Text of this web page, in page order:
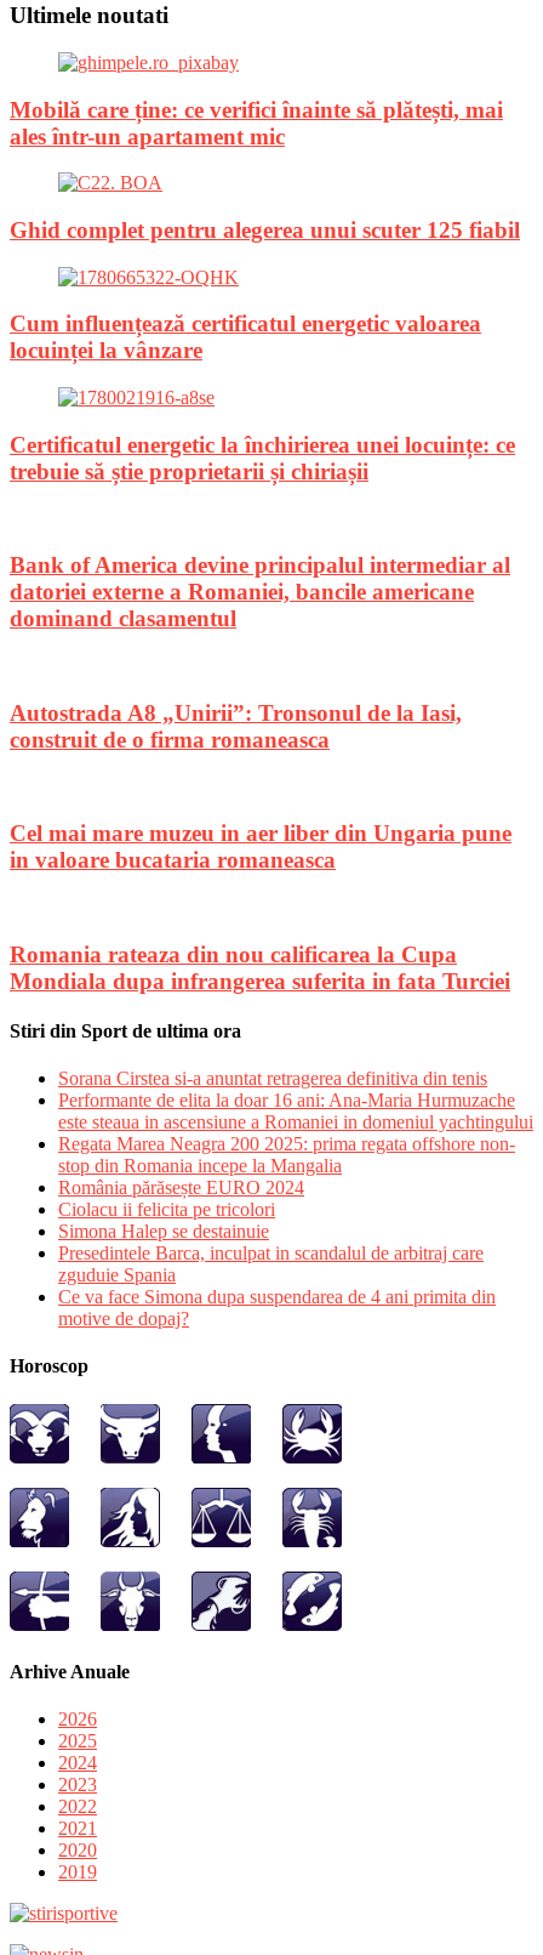
Ultimele noutati
Mobilă care ține: ce verifici înainte să plătești, mai
ales într-un apartament mic
Ghid complet pentru alegerea unui scuter 125 fiabil
Cum influențează certificatul energetic valoarea
locuinței la vânzare
Certificatul energetic la închirierea unei locuințe: ce
trebuie să știe proprietarii și chiriașii
Bank of America devine principalul intermediar al
datoriei externe a Romaniei, bancile americane
dominand clasamentul
Autostrada A8 „Unirii”: Tronsonul de la Iasi,
construit de o firma romaneasca
Cel mai mare muzeu in aer liber din Ungaria pune
in valoare bucataria romaneasca
Romania rateaza din nou calificarea la Cupa
Mondiala dupa infrangerea suferita in fata Turciei
Stiri din Sport de ultima ora
Sorana Cirstea si-a anuntat retragerea definitiva din tenis
Performante de elita la doar 16 ani: Ana-Maria Hurmuzache
este steaua in ascensiune a Romaniei in domeniul yachtingului
Regata Marea Neagra 200 2025: prima regata offshore non-
stop din Romania incepe la Mangalia
România părăsește EURO 2024
Ciolacu ii felicita pe tricolori
Simona Halep se destainuie
Presedintele Barca, inculpat in scandalul de arbitraj care
zguduie Spania
Ce va face Simona dupa suspendarea de 4 ani primita din
motive de dopaj?
Horoscop
Arhive Anuale
2026
2025
2024
2023
2022
2021
2020
2019